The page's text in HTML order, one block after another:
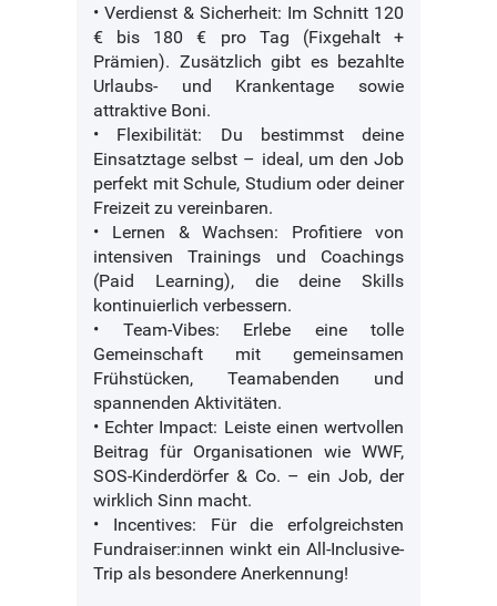
• Verdienst & Sicherheit: Im Schnitt 120
€ bis 180 € pro Tag (Fixgehalt +
Prämien). Zusätzlich gibt es bezahlte
Urlaubs- und Krankentage sowie
attraktive Boni.
• Flexibilität: Du bestimmst deine
Einsatztage selbst – ideal, um den Job
perfekt mit Schule, Studium oder deiner
Freizeit zu vereinbaren.
• Lernen & Wachsen: Profitiere von
intensiven Trainings und Coachings
(Paid Learning), die deine Skills
kontinuierlich verbessern.
• Team-Vibes: Erlebe eine tolle
Gemeinschaft mit gemeinsamen
Frühstücken, Teamabenden und
spannenden Aktivitäten.
• Echter Impact: Leiste einen wertvollen
Beitrag für Organisationen wie WWF,
SOS-Kinderdörfer & Co. – ein Job, der
wirklich Sinn macht.
• Incentives: Für die erfolgreichsten
Fundraiser:innen winkt ein All-Inclusive-
Trip als besondere Anerkennung!